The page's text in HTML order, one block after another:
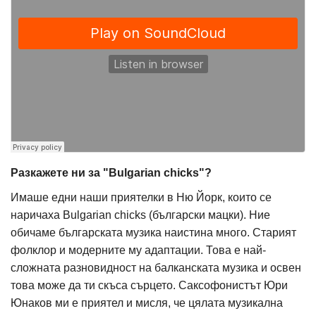
Разкажете ни за "Bulgarian chicks"?
Имаше едни наши приятелки в Ню Йорк, които се
наричаха Bulgarian chicks (български мацки). Ние
обичаме българската музика наистина много. Старият
фолклор и модерните му адаптации. Това е най-
сложната разновидност на балканската музика и освен
това може да ти скъса сърцето. Саксофонистът Юри
Юнаков ми е приятел и мисля, че цялата музикална